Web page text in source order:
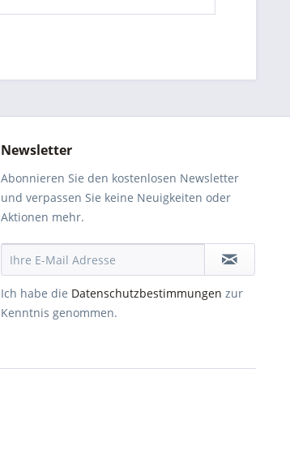
Newsletter
Abonnieren Sie den kostenlosen Newsletter
und verpassen Sie keine Neuigkeiten oder
Aktionen mehr.
Ich habe die Datenschutzbestimmungen zur
Kenntnis genommen.